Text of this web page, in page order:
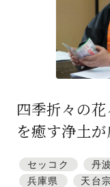
探訪「1200年
日本文化を探る
プレスアーカイブ
サイトポリシー
四季折々の
を癒す浄土
セッコク 丹
兵庫県
天台